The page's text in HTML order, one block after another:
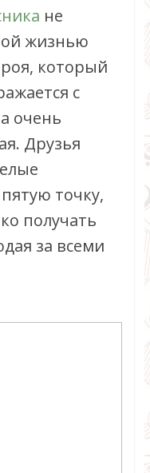
не
жизнью
который
с
очень
Друзья
точку,
получать
за всеми